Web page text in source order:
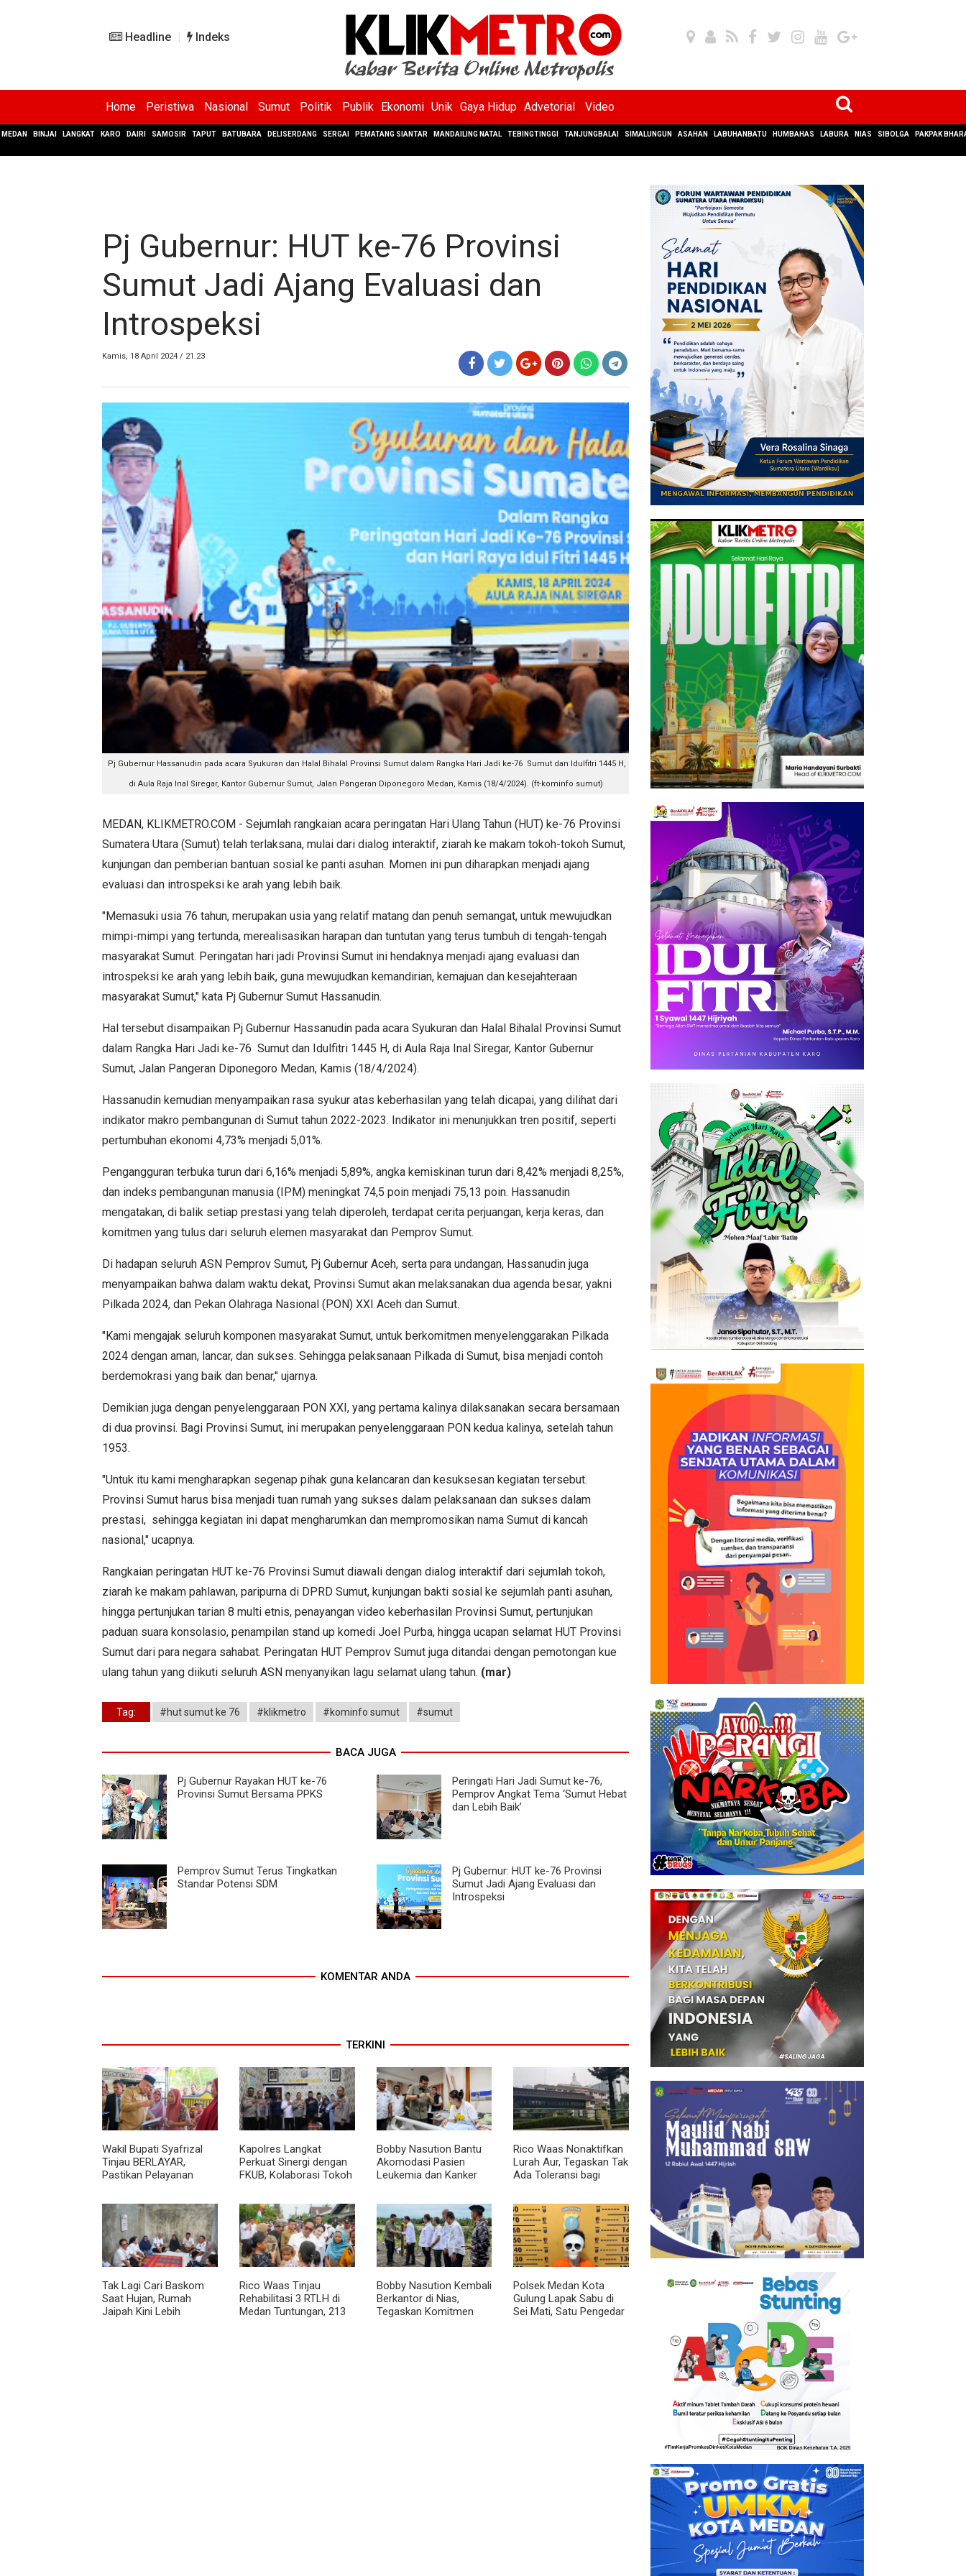
Headline Indeks
Home Peristiwa Nasional Sumut Politik Publik Ekonomi Unik Gaya Hidup Advetorial Video
MEDAN BINJAI LANGKAT KARO DAIRI SAMOSIR TAPUT BATUBARA DELISERDANG SERGAI PEMATANG SIANTAR MANDAILING NATAL TEBINGTINGGI TANJUNGBALAI SIMALUNGUN ASAHAN LABUHANBATU HUMBAHAS LABURA NIAS SIBOLGA PAKPAK
Pj Gubernur: HUT ke-76 Provinsi
Sumut Jadi Ajang Evaluasi dan
Introspeksi
Kamis, 18 April 2024 / 21.23
Pj Gubernur Hassanudin pada acara Syukuran dan Halal Bihalal Provinsi Sumut dalam Rangka Hari Jadi ke-76 Sumut dan Idulfitri 1445 H,
di Aula Raja Inal Siregar, Kantor Gubernur Sumut, Jalan Pangeran Diponegoro Medan, Kamis (18/4/2024). (ft-kominfo sumut)
MEDAN, KLIKMETRO.COM - Sejumlah rangkaian acara peringatan Hari Ulang Tahun (HUT) ke-76 Provinsi
Sumatera Utara (Sumut) telah terlaksana, mulai dari dialog interaktif, ziarah ke makam tokoh-tokoh Sumut,
kunjungan dan pemberian bantuan sosial ke panti asuhan. Momen ini pun diharapkan menjadi ajang
evaluasi dan introspeksi ke arah yang lebih baik.
"Memasuki usia 76 tahun, merupakan usia yang relatif matang dan penuh semangat, untuk mewujudkan
mimpi-mimpi yang tertunda, merealisasikan harapan dan tuntutan yang terus tumbuh di tengah-tengah
masyarakat Sumut. Peringatan hari jadi Provinsi Sumut ini hendaknya menjadi ajang evaluasi dan
introspeksi ke arah yang lebih baik, guna mewujudkan kemandirian, kemajuan dan kesejahteraan
masyarakat Sumut," kata Pj Gubernur Sumut Hassanudin.
Hal tersebut disampaikan Pj Gubernur Hassanudin pada acara Syukuran dan Halal Bihalal Provinsi Sumut
dalam Rangka Hari Jadi ke-76 Sumut dan Idulfitri 1445 H, di Aula Raja Inal Siregar, Kantor Gubernur
Sumut, Jalan Pangeran Diponegoro Medan, Kamis (18/4/2024).
Hassanudin kemudian menyampaikan rasa syukur atas keberhasilan yang telah dicapai, yang dilihat dari
indikator makro pembangunan di Sumut tahun 2022-2023. Indikator ini menunjukkan tren positif, seperti
pertumbuhan ekonomi 4,73% menjadi 5,01%.
Pengangguran terbuka turun dari 6,16% menjadi 5,89%, angka kemiskinan turun dari 8,42% menjadi 8,25%,
dan indeks pembangunan manusia (IPM) meningkat 74,5 poin menjadi 75,13 poin. Hassanudin
mengatakan, di balik setiap prestasi yang telah diperoleh, terdapat cerita perjuangan, kerja keras, dan
komitmen yang tulus dari seluruh elemen masyarakat dan Pemprov Sumut.
Di hadapan seluruh ASN Pemprov Sumut, Pj Gubernur Aceh, serta para undangan, Hassanudin juga
menyampaikan bahwa dalam waktu dekat, Provinsi Sumut akan melaksanakan dua agenda besar, yakni
Pilkada 2024, dan Pekan Olahraga Nasional (PON) XXI Aceh dan Sumut.
"Kami mengajak seluruh komponen masyarakat Sumut, untuk berkomitmen menyelenggarakan Pilkada
2024 dengan aman, lancar, dan sukses. Sehingga pelaksanaan Pilkada di Sumut, bisa menjadi contoh
berdemokrasi yang baik dan benar," ujarnya.
Demikian juga dengan penyelenggaraan PON XXI, yang pertama kalinya dilaksanakan secara bersamaan
di dua provinsi. Bagi Provinsi Sumut, ini merupakan penyelenggaraan PON kedua kalinya, setelah tahun
1953.
"Untuk itu kami mengharapkan segenap pihak guna kelancaran dan kesuksesan kegiatan tersebut.
Provinsi Sumut harus bisa menjadi tuan rumah yang sukses dalam pelaksanaan dan sukses dalam
prestasi, sehingga kegiatan ini dapat mengharumkan dan mempromosikan nama Sumut di kancah
nasional," ucapnya.
Rangkaian peringatan HUT ke-76 Provinsi Sumut diawali dengan dialog interaktif dari sejumlah tokoh,
ziarah ke makam pahlawan, paripurna di DPRD Sumut, kunjungan bakti sosial ke sejumlah panti asuhan,
hingga pertunjukan tarian 8 multi etnis, penayangan video keberhasilan Provinsi Sumut, pertunjukan
paduan suara konsolasio, penampilan stand up komedi Joel Purba, hingga ucapan selamat HUT Provinsi
Sumut dari para negara sahabat. Peringatan HUT Pemprov Sumut juga ditandai dengan pemotongan kue
ulang tahun yang diikuti seluruh ASN menyanyikan lagu selamat ulang tahun. (mar)
Tag: #hut sumut ke 76 #klikmetro #kominfo sumut #sumut
BACA JUGA
Pj Gubernur Rayakan HUT ke-76
Provinsi Sumut Bersama PPKS
Peringati Hari Jadi Sumut ke-76,
Pemprov Angkat Tema ‘Sumut Hebat
dan Lebih Baik’
Pemprov Sumut Terus Tingkatkan
Standar Potensi SDM
Pj Gubernur: HUT ke-76 Provinsi
Sumut Jadi Ajang Evaluasi dan
Introspeksi
KOMENTAR ANDA
TERKINI
Wakil Bupati Syafrizal
Tinjau BERLAYAR,
Pastikan Pelayanan
Kapolres Langkat
Perkuat Sinergi dengan
FKUB, Kolaborasi Tokoh
Menjaga Kamtibmas
Bobby Nasution Bantu
Akomodasi Pasien
Leukemia dan Kanker
Thomsen
Rico Waas Nonaktifkan
Lurah Aur, Tegaskan Tak
Ada Toleransi bagi
Wewenang
Tak Lagi Cari Baskom
Saat Hujan, Rumah
Jaipah Kini Lebih
Rico Waas Tinjau
Rehabilitasi 3 RTLH di
Medan Tuntungan, 213
Bobby Nasution Kembali
Berkantor di Nias,
Tegaskan Komitmen
Polsek Medan Kota
Gulung Lapak Sabu di
Sei Mati, Satu Pengedar